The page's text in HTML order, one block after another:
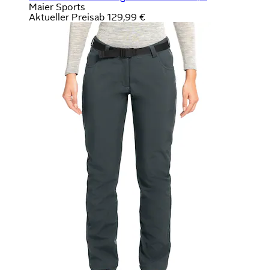
Maier Sports
Aktueller Preisab 129,99 €